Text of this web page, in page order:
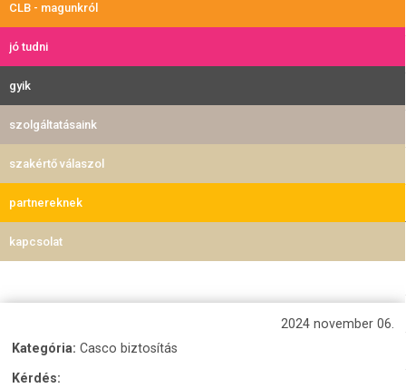
CLB - magunkról
jó tudni
gyik
szolgáltatásaink
szakértő válaszol
partnereknek
kapcsolat
2024 november 06.
Kategória:Casco biztosítás
Kérdés: